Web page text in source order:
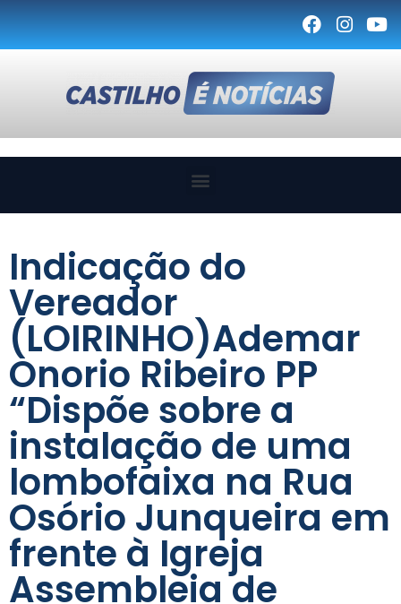
Indicação do
Vereador
(LOIRINHO)Ademar
Onorio Ribeiro PP
“Dispõe sobre a
instalação de uma
lombofaixa na Rua
Osório Junqueira em
frente à Igreja
Assembleia de